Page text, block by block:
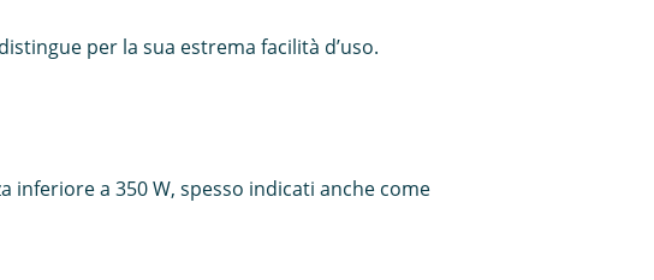
per la sua estrema facilità d’uso.
inferiore a 350 W, spesso indicati anche come